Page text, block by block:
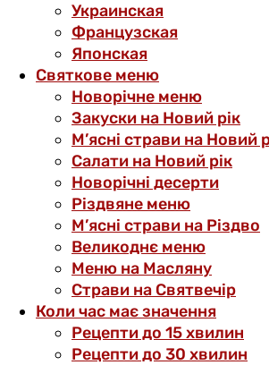
Украинская
Французская
Японская
Святкове меню
Новорічне меню
Закуски на Новий рік
М’ясні страви на Новий
Салати на Новий рік
Новорічні десерти
Різдвяне меню
М’ясні страви на Різдво
Великоднє меню
Меню на Масляну
Страви на Святвечір
Коли час має значення
Рецепти до 15 хвилин
Рецепти до 30 хвилин